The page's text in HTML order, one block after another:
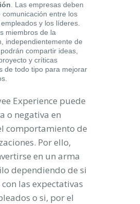
. Las empresas deben
entre los
y los líderes.
miembros de la
independientemente de
compartir ideas,
y críticas
de todo tipo para mejorar
Experience puede
o negativa en
comportamiento de
Por ello,
en un arma
dependiendo de si
las expectativas
o si, por el